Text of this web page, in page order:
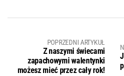
POPRZEDNI ARTYKUŁ
Z naszymi świecami
zapachowymi walentynki
możesz mieć przez cały rok!